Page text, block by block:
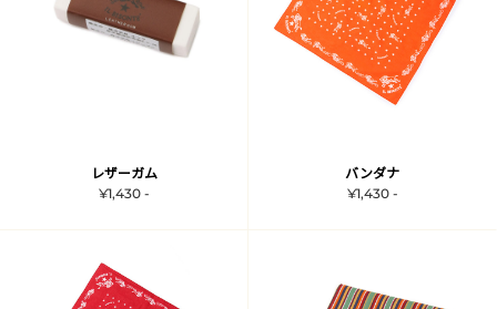
レザーガム
¥1,430 -
バンダナ
¥1,430 -